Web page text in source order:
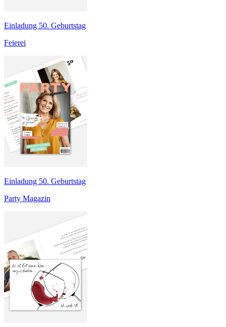
Einladung 50. Geburtstag
Feierei
Einladung 50. Geburtstag
Party Magazin